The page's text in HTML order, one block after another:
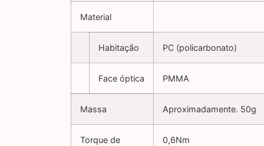
Material
Habitação PC (policarbonato)
Face óptica PMMA
Massa Aproximadamente. 50g
Torque de
0,6Nm